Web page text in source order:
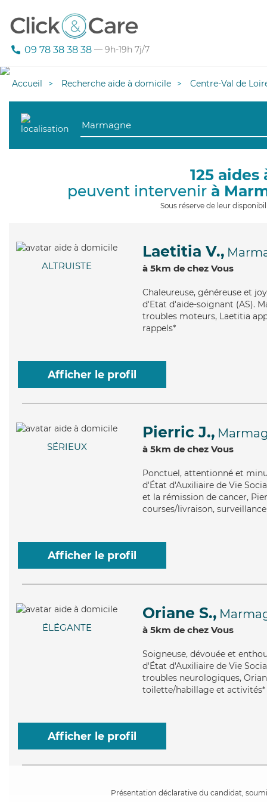
09 78 38 38 38 — 9h-19h 7j/7
Accueil Recherche aide à domicile Centre-Val de
125
peuvent intervenir à
Sous réserve de leur
ALTRUISTE
Laetitia V.,
à 5km de chez Vous
Chaleureuse, généreuse et
d'Etat d'aide-soignant (AS).
troubles moteurs, Laetitia
rappels*
Afficher le profil
SÉRIEUX
Pierric J.,
à 5km de chez Vous
Ponctuel, attentionné et
d'État d'Auxiliaire de Vie
et la rémission de cancer,
courses/livraison,
Afficher le profil
ÉLÉGANTE
Oriane S.,
à 5km de chez Vous
Soigneuse, dévouée et
d'État d'Auxiliaire de Vie
troubles neurologiques,
toilette/habillage et activités*
Afficher le profil
Présentation déclarative du candidat,